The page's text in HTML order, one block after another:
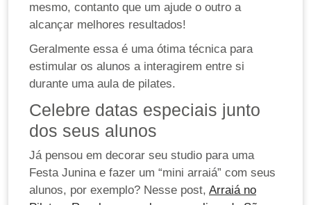
mesmo, contanto que um ajude o outro a
alcançar melhores resultados!
Geralmente essa é uma ótima técnica para
estimular os alunos a interagirem entre si
durante uma aula de pilates.
Celebre datas especiais junto
dos seus alunos
Já pensou em decorar seu studio para uma
Festa Junina e fazer um “mini arraiá” com seus
alunos, por exemplo? Nesse post, Arraiá no